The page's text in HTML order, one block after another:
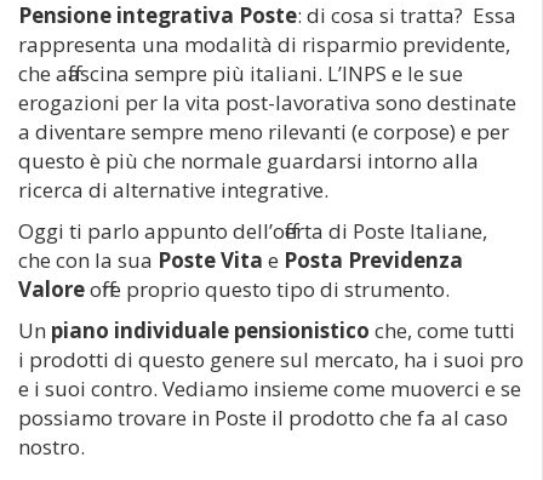
Pensione integrativa Poste: di cosa si tratta? Essa
rappresenta una modalità di risparmio previdente,
che affascina sempre più italiani. L’INPS e le sue
erogazioni per la vita post-lavorativa sono destinate
a diventare sempre meno rilevanti (e corpose) e per
questo è più che normale guardarsi intorno alla
ricerca di alternative integrative.
Oggi ti parlo appunto dell’offerta di Poste Italiane,
che con la sua Poste Vita e Posta Previdenza
Valoreoffre proprio questo tipo di strumento.
Un piano individuale pensionistico che, come tutti
i prodotti di questo genere sul mercato, ha i suoi pro
e i suoi contro. Vediamo insieme come muoverci e se
possiamo trovare in Poste il prodotto che fa al caso
nostro.